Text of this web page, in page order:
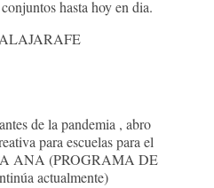
hasta hoy en dia.
de la pandemia , abro
para escuelas para el
ANA (PROGRAMA DE
actualmente)